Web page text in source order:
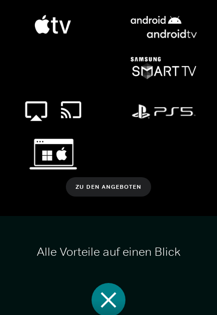
ZU DEN ANGEBOTEN
Alle Vorteile auf einen Blick